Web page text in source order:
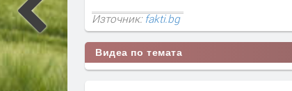
Източник:fakti.bg
Видеа по темата